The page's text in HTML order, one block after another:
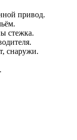
привод.
стежка.
снаружи.